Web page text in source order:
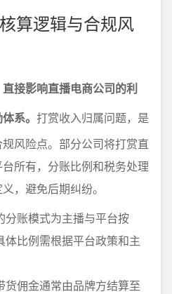
算逻辑与合规风
接影响直播电商公司的利
系。 打赏收入归属问题，是
风险点。部分公司将打赏直
所有，分账比例和税务处理
，避免后期纠纷。
分账模式为主播与平台按
比例需根据平台政策和主
佣金通常由品牌方结算至